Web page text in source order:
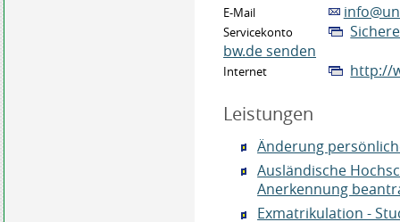
E-Mail
Servicekonto
bw.de senden
Internet http://
Leistungen
Änderung
Ausländische
Anerkennung
Exmatrikulation -